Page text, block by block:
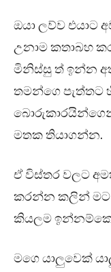
ඔයා ලව්ව එයාට
උනාම කතාබහ
මිනිස්සු ත් ඉන්න
තමන්ගෙ පැත්තට
මතක තියාගන්න.
ඒ විස්තර වලට
කරන්න කලින් මට
කියලම
මගෙ යාලුවෙක්